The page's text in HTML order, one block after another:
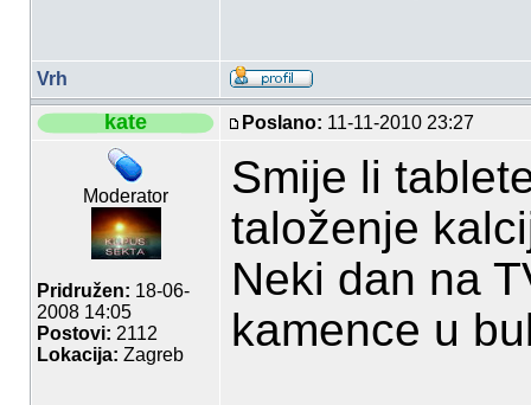
Vrh
kate Poslano: 11-11-2010 23:27
Moderator
Pridružen: 18-06-
2008 14:05
Postovi: 2112
Lokacija: Zagreb
Smije li
taloženje
Neki dan na
kamence u